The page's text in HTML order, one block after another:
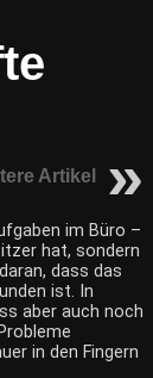
Artikel
im Büro –
hat, sondern
dass das
ist. In
aber auch noch
in den Fingern